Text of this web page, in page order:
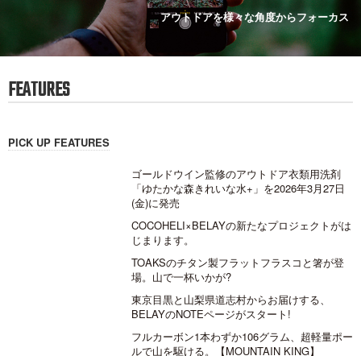
アウトドアを様々な角度からフォーカス
FEATURES
PICK UP FEATURES
ゴールドウイン監修のアウトドア衣類用洗剤
「ゆたかな森きれいな水+」を2026年3月27日
(金)に発売
COCOHELI×BELAYの新たなプロジェクトがは
じまります。
TOAKSのチタン製フラットフラスコと箸が登
場。山で一杯いかが?